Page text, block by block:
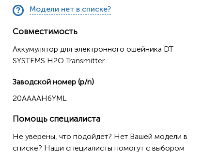
Модели нет в списке?
Совместимость
Аккумулятор для электронного ошейника DT
SYSTEMS H2O Transmitter.
Заводской номер (p/n)
20AAAAH6YML
Помощь специалиста
Не уверены, что подойдёт? Нет Вашей модели в
списке? Наши специалисты помогут с выбором